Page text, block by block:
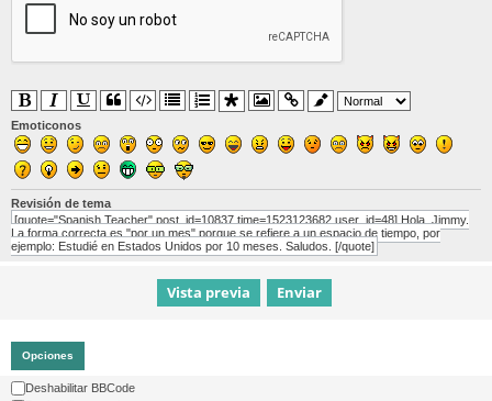
Emoticonos
Revisión de tema
[quote="Spanish Teacher" post_id=10837 time=1523123682 user_id=48] Hola, Jimmy.
La forma correcta es "por un mes" porque se refiere a un espacio de tiempo, por
ejemplo: Estudié en Estados Unidos por 10 meses. Saludos. [/quote]
Opciones
Deshabilitar BBCode